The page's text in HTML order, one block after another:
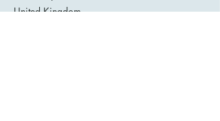
United Kingdom